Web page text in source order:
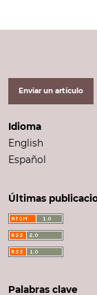
Enviar un artículo
Idioma
English
Español
Últimas
Palabras clave